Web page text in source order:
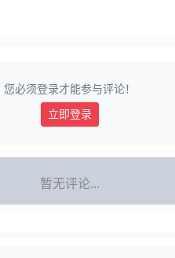
您必须登录才能参与评论！
立即登录
暂无评论...